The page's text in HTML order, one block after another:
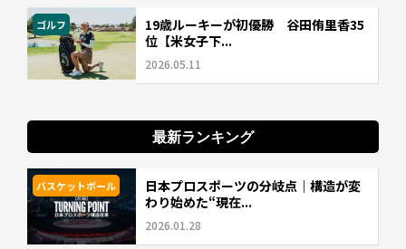
ゴルフ
19歳ルーキーが初優勝 谷田侑里香35
位【米女子下...
2026.05.11
最新ランキング
バスケットボール
日本プロスポーツの分岐点｜構造が変
わり始めた“現在...
2026.01.28